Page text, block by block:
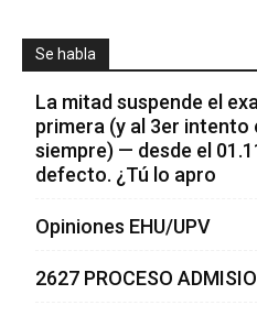
Se habla
La mitad suspende el
primera (y al 3er intento
siempre) — desde el
defecto. ¿Tú lo apro
Opiniones EHU/UPV
2627 PROCESO